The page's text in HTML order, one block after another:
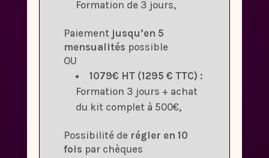
Formation de 3 jours,
Paiement jusqu’en 5
mensualités possible
OU
1079€ HT (1295 € TTC) :
Formation 3 jours + achat
du kit complet à 500€,
Possibilité de régler en 10
fois par chèques